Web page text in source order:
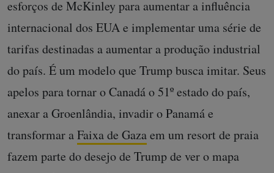
esforços de McKinley para aumentar a influência
internacional dos EUA e implementar uma série de
tarifas destinadas a aumentar a produção industrial
do país. É um modelo que Trump busca imitar. Seus
apelos para tornar o Canadá o 51º estado do país,
anexar a Groenlândia, invadir o Panamá e
transformar aFaixa de Gazaem um resort de praia
fazem parte do desejo de Trump de ver o mapa